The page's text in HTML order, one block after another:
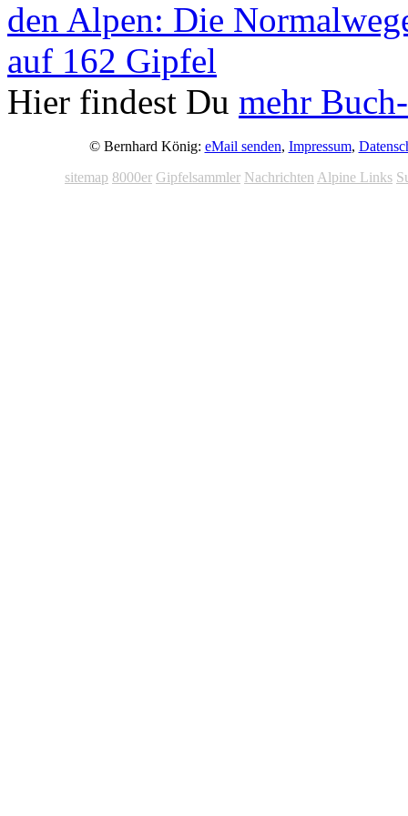
Hier findest Du mehr
© Bernhard König: eMail senden, Impressum,
sitemap 8000er Gipfelsammler Nachrichten Alpine Links